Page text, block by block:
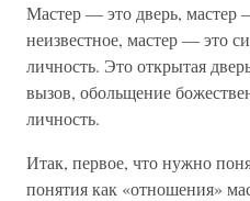
Мастер — это дверь, мастер
неизвестное, мастер — это
личность. Это открытая
вызов, обольщение
личность.
Итак, первое, что нужно
понятия как «отношения»